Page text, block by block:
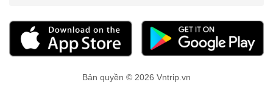
Bản quyền © 2026 Vntrip.vn